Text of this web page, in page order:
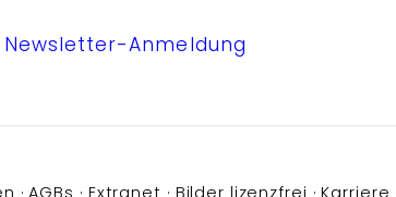
Newsletter-Anmeldung